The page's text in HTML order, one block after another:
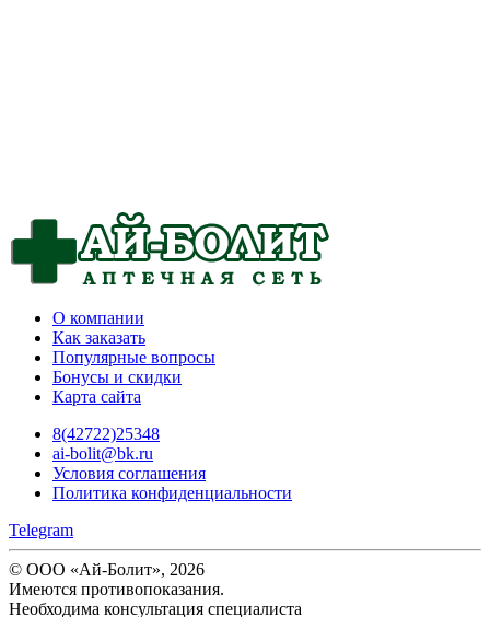
О компании
Как заказать
Популярные вопросы
Бонусы и скидки
Карта сайта
8(42722)25348
ai-bolit@bk.ru
Условия соглашения
Политика конфиденциальности
Telegram
© ООО «Ай-Болит», 2026
Имеются противопоказания.
Необходима консультация специалиста